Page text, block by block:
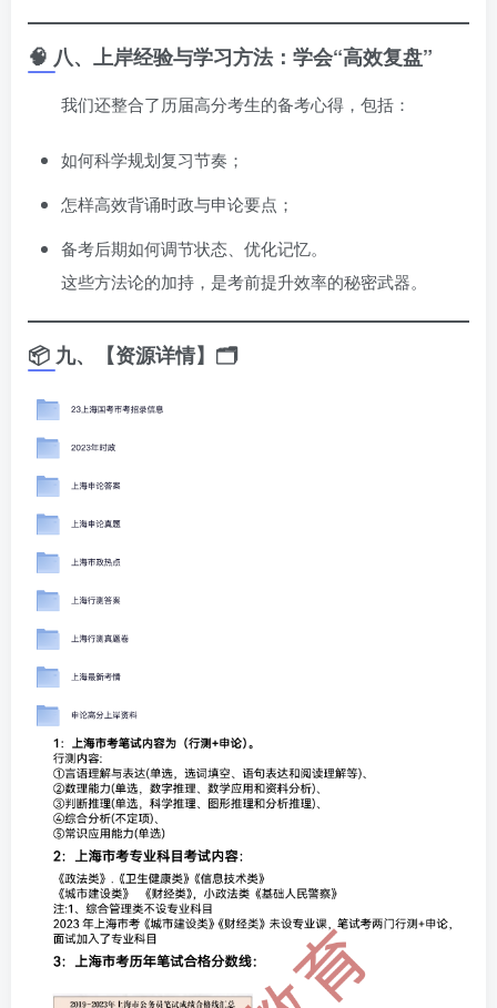
🧠 八、上岸经验与学习方法：学会“高效复盘”
我们还整合了历届高分考生的备考心得，包括：
如何科学规划复习节奏；
怎样高效背诵时政与申论要点；
备考后期如何调节状态、优化记忆。
这些方法论的加持，是考前提升效率的秘密武器。
📦 九、【资源详情】🗂️